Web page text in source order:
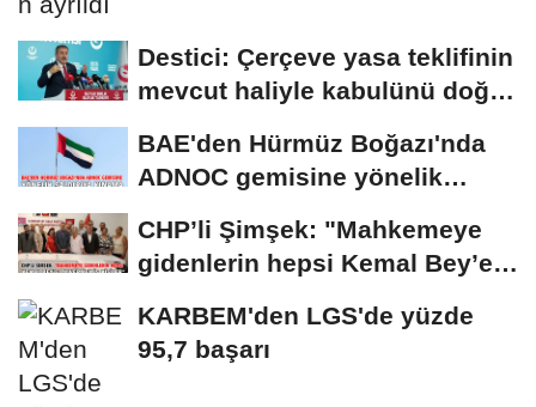
Destici: Çerçeve yasa teklifinin
mevcut haliyle kabulünü doğru
BAE'den Hürmüz Boğazı'nda
ADNOC gemisine yönelik
CHP’li Şimşek: "Mahkemeye
gidenlerin hepsi Kemal Bey’e
KARBEM'den LGS'de yüzde
95,7 başarı